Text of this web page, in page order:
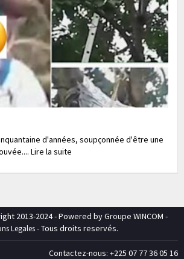
d'années, soupçonnée d'être une
Lire la suite
2013-2024 - Powered by Groupe WINCOM -
Legales- Tous droits reservés.
Contactez-nous: +225 07 77 36 05 16